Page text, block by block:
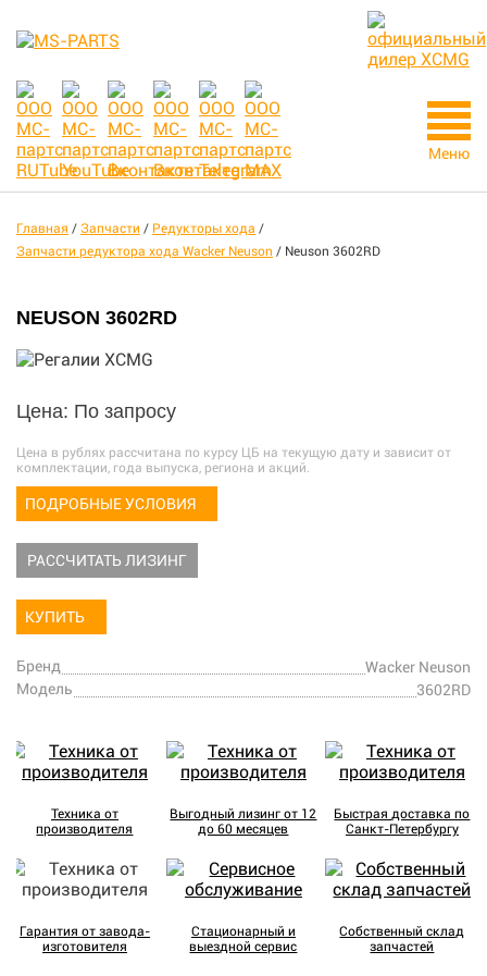
Меню
Главная / Запчасти / Редукторы хода /
Запчасти редуктора хода Wacker Neuson / Neuson 3602RD
NEUSON 3602RD
Цена: По запросу
Цена в рублях рассчитана по курсу ЦБ на текущую дату и зависит от
комплектации, года выпуска, региона и акций.
ПОДРОБНЫЕ УСЛОВИЯ
РАССЧИТАТЬ ЛИЗИНГ
КУПИТЬ
Бренд
Wacker Neuson
Модель
3602RD
Техника от
производителя
Выгодный лизинг от 12
до 60 месяцев
Быстрая доставка по
Санкт-Петербургу
Гарантия от завода-
изготовителя
Стационарный и
выездной сервис
Собственный склад
запчастей